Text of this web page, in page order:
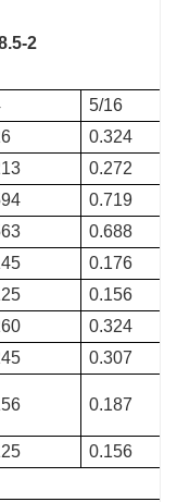
5/16
0.324
0.272
0.719
0.688
0.176
0.156
0.324
0.307
0.187
0.156